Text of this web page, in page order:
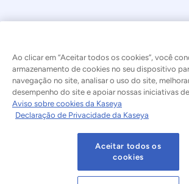
© 2026 Kaseya. Todos os direitos
Português Brasileiro
Declaração sobre a Escravidão
Termos de Uso do Site Declaração
Ao clicar em “Aceitar todos os cookies”, você
armazenamento de cookies no seu dispositivo
navegação no site, analisar o uso do site,
desempenho do site e apoiar nossas iniciativas
Aviso sobre cookies da Kaseya
Declaração de Privacidade da Kaseya
Aceitar todos os
cookies